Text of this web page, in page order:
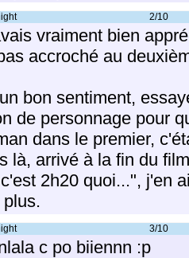
2/10
vraiment bien
accroché au
bon sentiment,
de personnage pour
dans le premier,
là, arrivé à la fin du
2h20 quoi...", j'en
3/10
c po biiennn :p